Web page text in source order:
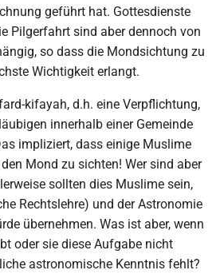
geführt hat. Gottesdienste
Pilgerfahrt sind aber dennoch von
so dass die Mondsichtung zu
Wichtigkeit erlangt.
kifayah, d.h. eine Verpflichtung,
innerhalb einer Gemeinde
impliziert, dass einige Muslime
Mond zu sichten! Wer sind aber
sollten dies Muslime sein,
Rechtslehre) und der Astronomie
übernehmen. Was ist aber, wenn
oder sie diese Aufgabe nicht
astronomische Kenntnis fehlt?